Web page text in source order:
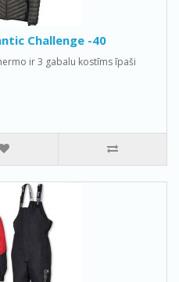
Challenge -40
ir 3 gabalu kostīms īpaši